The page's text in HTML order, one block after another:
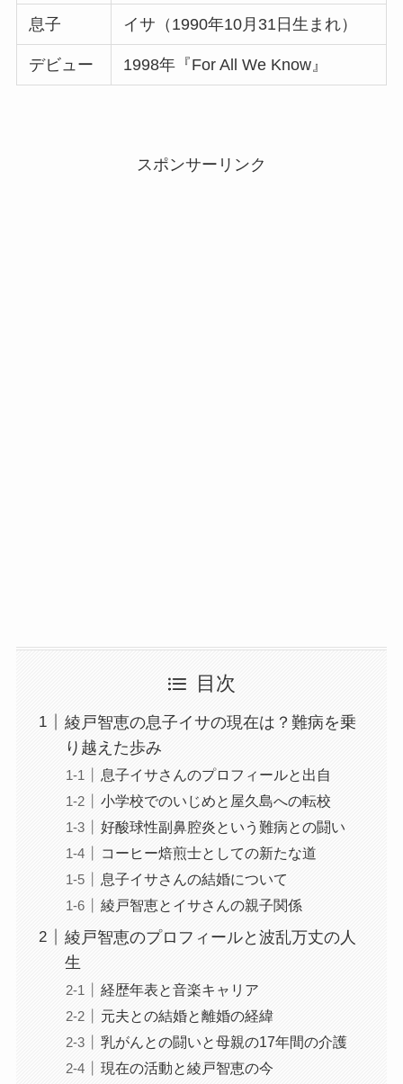
息子 イサ（1990年10月31日生まれ）
デビュー 1998年『For All We Know』
スポンサーリンク
目次
綾戸智恵の息子イサの現在は？難病を乗
り越えた歩み
息子イサさんのプロフィールと出自
小学校でのいじめと屋久島への転校
好酸球性副鼻腔炎という難病との闘い
コーヒー焙煎士としての新たな道
息子イサさんの結婚について
綾戸智恵とイサさんの親子関係
綾戸智恵のプロフィールと波乱万丈の人
生
経歴年表と音楽キャリア
元夫との結婚と離婚の経緯
乳がんとの闘いと母親の17年間の介護
現在の活動と綾戸智恵の今